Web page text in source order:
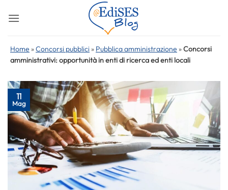
Home »Concorsi pubblici » Pubblica amministrazione »Concorsi
amministrativi: opportunità in enti di ricerca ed enti locali
11
Mag